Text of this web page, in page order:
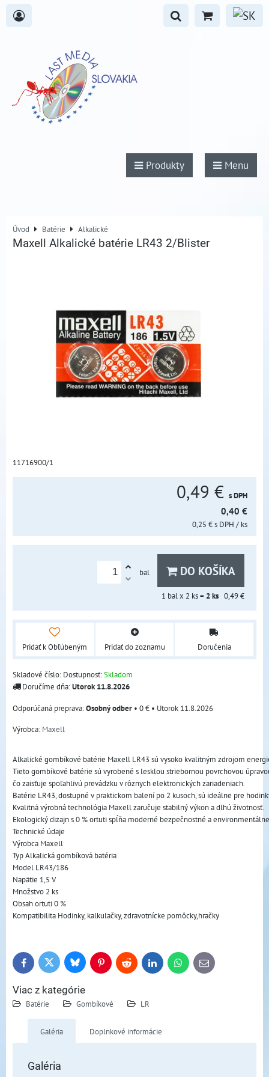
Produkty Menu
Úvod Batérie Alkalické
Maxell Alkalické batérie LR43 2/Blister
11716900/1
0,49 € s DPH
0,40 €
0,25 €s DPH / ks
bal DO KOŠÍKA
1 bal x 2 ks = 2ks 0,49 €
Pridať k Obľúbeným Pridať do zoznamu Doručenia
Skladové číslo: Dostupnosť:Skladom
Doručíme dňa:Utorok11.8.2026
Osobný odber • 0 € • Utorok 11.8.2026
Výrobca: Maxell
Alkalické gombíkové batérie Maxell LR43 sú vysoko kvalitným zdrojom
Tieto gombíkové batérie sú vyrobené s lesklou striebornou povrchovou
čo zaisťuje spoľahlivú prevádzku v rôznych elektronických zariadeniach.
Batérie LR43, dostupné v praktickom balení po 2 kusoch, sú ideálne pre
Kvalitná výrobná technológia Maxell zaručuje stabilný výkon a dlhú životnosť.
Ekologický dizajn s 0 % ortuti spĺňa moderné bezpečnostné a
Technické údaje
Výrobca Maxell
Typ Alkalická gombíková batéria
Model LR43/186
Napätie 1,5 V
Množstvo 2 ks
Obsah ortuti 0 %
Kompatibilita Hodinky, kalkulačky, zdravotnícke pomôcky,hračky
FacebookTwitter BlueskyPinterestReddit LinkedInWhatsApp
E-
mail
Viac z kategórie
Batérie Gombíkové LR
Galéria Doplnkové informácie
Galéria